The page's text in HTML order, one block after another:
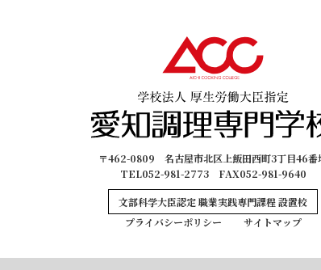
〒462-0809 名古屋市北区上飯田西町3丁目46番
TEL052-981-2773 FAX052-981-9640
文部科学大臣認定 職業実践専門課程 設置校
プライバシーポリシー
サイトマップ